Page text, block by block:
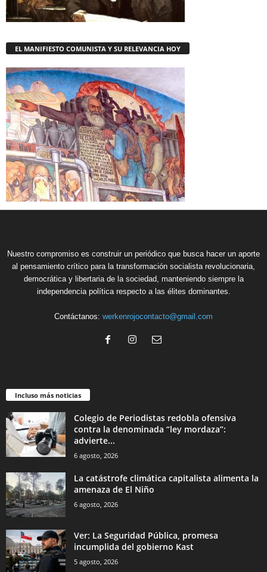
EL MANIFIESTO COMUNISTA Y SU RELEVANCIA HOY
Nuestro compromiso es construir un periódico que busca hacer un aporte
al pensamiento crítico para la transformación socialista revolucionaria,
democrática y libertaria de la sociedad, manteniendo siempre la
independencia política respecto a las élites dominantes.
Contáctanos: werkenrojocontacto@gmail.com
Incluso más noticias
Colegio de Periodistas redobla ofensiva
contra la denominada “ley mordaza”:
advierte...
6 agosto, 2026
La catástrofe climática capitalista alimenta la
amenaza de El Niño
6 agosto, 2026
Ver: La Seguridad Pública, promesa
incumplida del gobierno Kast
5 agosto, 2026